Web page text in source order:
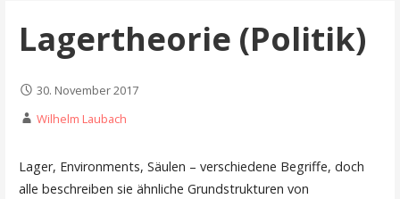
Lagertheorie (Politik)
30. November 2017
Wilhelm Laubach
Lager, Environments, Säulen – verschiedene Begriffe, doch
alle beschreiben sie ähnliche Grundstrukturen von